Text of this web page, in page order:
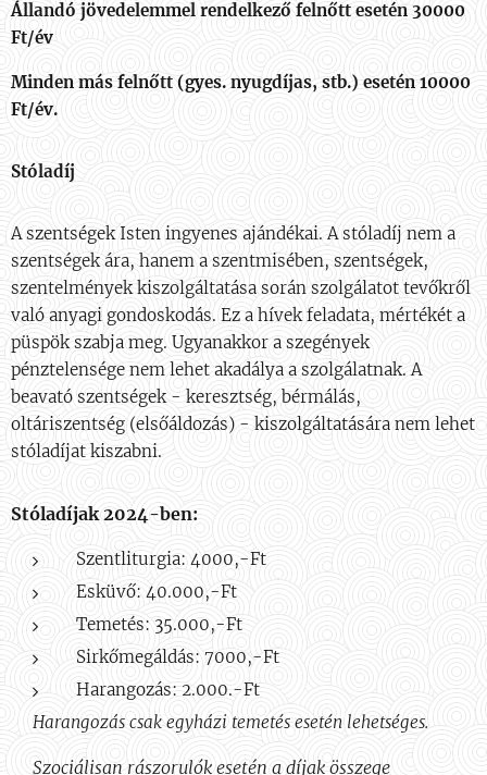
Állandó jövedelemmel rendelkező felnőtt esetén 30000
Ft/év
Minden más felnőtt (gyes. nyugdíjas, stb.) esetén 10000
Ft/év.
Stóladíj
A szentségek Isten ingyenes ajándékai. A stóladíj nem a
szentségek ára, hanem a szentmisében, szentségek,
szentelmények kiszolgáltatása során szolgálatot tevőkről
való anyagi gondoskodás. Ez a hívek feladata, mértékét a
püspök szabja meg. Ugyanakkor a szegények
pénztelensége nem lehet akadálya a szolgálatnak. A
beavató szentségek - keresztség, bérmálás,
oltáriszentség (elsőáldozás) - kiszolgáltatására nem lehet
stóladíjat kiszabni.
Stóladíjak 2024-ben:
Szentliturgia: 4000,-Ft
Esküvő: 40.000,-Ft
Temetés: 35.000,-Ft
Sirkőmegáldás: 7000,-Ft
Harangozás: 2.000.-Ft
Harangozás csak egyházi temetés esetén lehetséges.
Szociálisan rászorulók esetén a díjak összege